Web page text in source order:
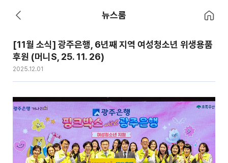
뒤로 가기 뉴스룸 홈으로 이
[11월 소식] 광주은행, 6년째 지역 여성청소년 위생용품
후원 (머니S, 25. 11. 26)
2025.12.01